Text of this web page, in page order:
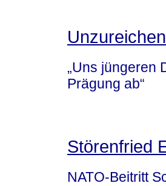
„Uns jüngeren
Prägung ab“
Störenfried
NATO-Beitritt